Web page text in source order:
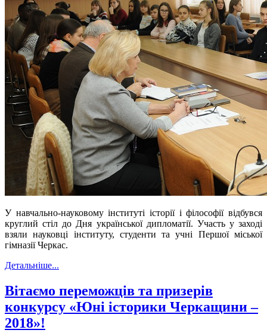
У навчально-науковому інституті історії і філософії відбувся
круглий стіл до Дня української дипломатії. Участь у заході
взяли науковці інституту, студенти та учні Першої міської
гімназії Черкас.
Детальніше...
Вітаємо переможців та призерів
конкурсу «Юні історики Черкащини –
2018»!